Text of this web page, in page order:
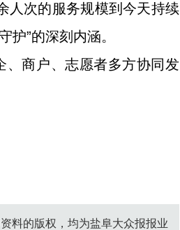
人次的服务规模到今天持续
护”的深刻内涵。
、商户、志愿者多方协同发
料的版权，均为盐阜大众报报业